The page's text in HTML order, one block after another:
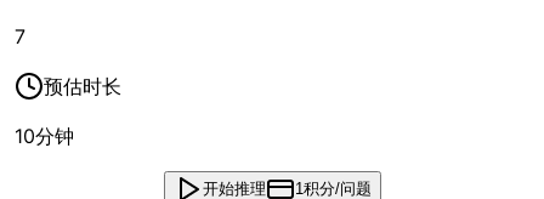
7
预估时长
10分钟
开始推理 1积分/问题